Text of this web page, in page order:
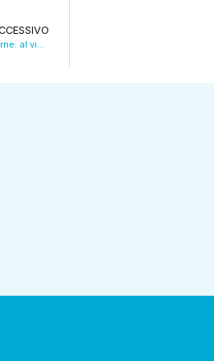
Pensiline digitali, bus elettrici e corse notturne: al via il progetto EcoMove VIDEO